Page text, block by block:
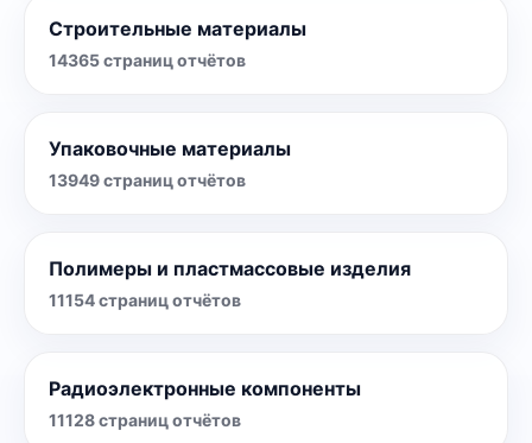
Строительные материалы
14365страниц отчётов
Упаковочные материалы
13949страниц отчётов
Полимеры и пластмассовые изделия
11154страниц отчётов
Радиоэлектронные компоненты
11128страниц отчётов